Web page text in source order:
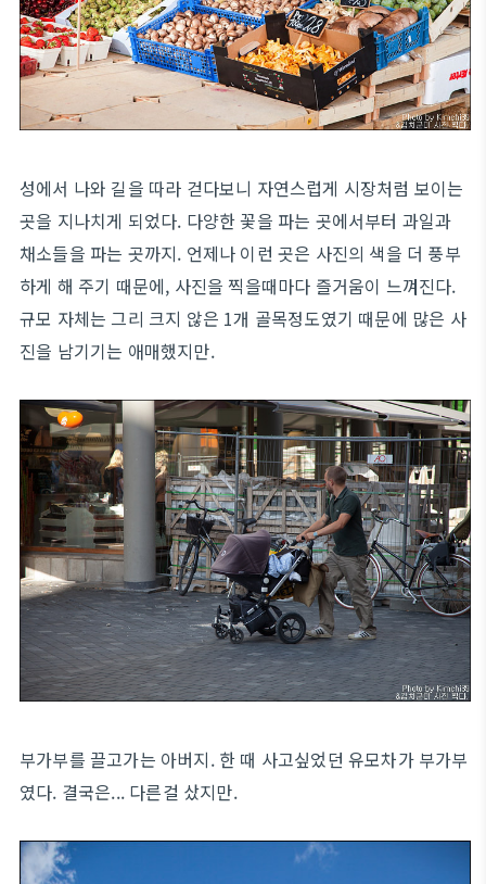
성에서 나와 길을 따라 걷다보니 자연스럽게 시장처럼 보이는
곳을 지나치게 되었다. 다양한 꽃을 파는 곳에서부터 과일과
채소들을 파는 곳까지. 언제나 이런 곳은 사진의 색을 더 풍부
하게 해 주기 때문에, 사진을 찍을때마다 즐거움이 느껴진다.
규모 자체는 그리 크지 않은 1개 골목정도였기 때문에 많은 사
진을 남기기는 애매했지만.
부가부를 끌고가는 아버지. 한 때 사고싶었던 유모차가 부가부
였다. 결국은... 다른걸 샀지만.